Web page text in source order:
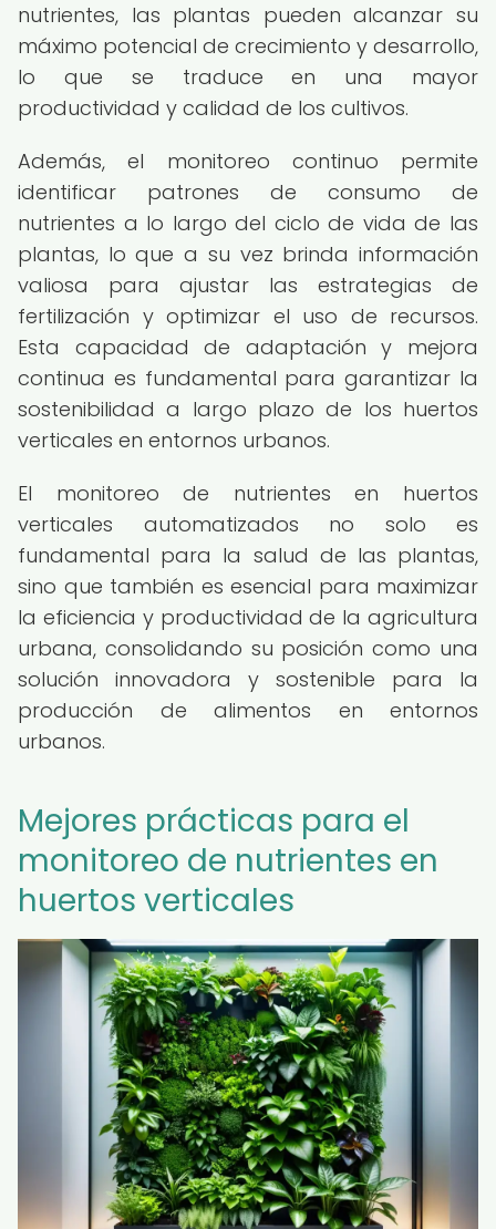
nutrientes, las plantas pueden alcanzar su
máximo potencial de crecimiento y desarrollo,
lo que se traduce en una mayor
productividad y calidad de los cultivos.
Además, el monitoreo continuo permite
identificar patrones de consumo de
nutrientes a lo largo del ciclo de vida de las
plantas, lo que a su vez brinda información
valiosa para ajustar las estrategias de
fertilización y optimizar el uso de recursos.
Esta capacidad de adaptación y mejora
continua es fundamental para garantizar la
sostenibilidad a largo plazo de los huertos
verticales en entornos urbanos.
El monitoreo de nutrientes en huertos
verticales automatizados no solo es
fundamental para la salud de las plantas,
sino que también es esencial para maximizar
la eficiencia y productividad de la agricultura
urbana, consolidando su posición como una
solución innovadora y sostenible para la
producción de alimentos en entornos
urbanos.
Mejores prácticas para el
monitoreo de nutrientes en
huertos verticales